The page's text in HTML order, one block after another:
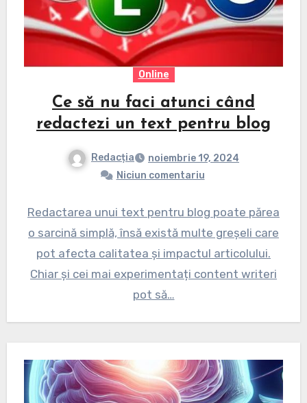
Online
Ce să nu faci atunci când
redactezi un text pentru blog
Redacția
noiembrie 19, 2024
Niciun comentariu
Redactarea unui text pentru blog poate părea
o sarcină simplă, însă există multe greșeli care
pot afecta calitatea și impactul articolului.
Chiar și cei mai experimentați content writeri
pot să…